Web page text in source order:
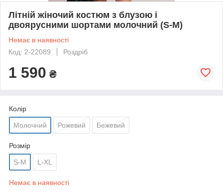
Літній жіночий костюм з блузою і
двоярусними шортами молочний (S-M)
Немає в наявності
Код: 2-22089
Роздріб
1 590 ₴
Колір
Молочний Рожевий Бежевий
Розмір
S-M L-XL
Немає в наявності